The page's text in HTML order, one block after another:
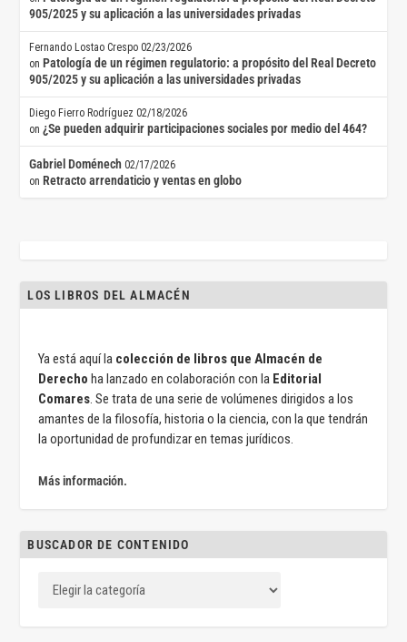
905/2025 y su aplicación a las universidades privadas
Fernando Lostao Crespo 02/23/2026
on Patología de un régimen regulatorio: a propósito del Real Decreto
905/2025 y su aplicación a las universidades privadas
Diego Fierro Rodríguez 02/18/2026
on¿Se pueden adquirir participaciones sociales por medio del 464?
Gabriel Doménech 02/17/2026
on Retracto arrendaticio y ventas en globo
LOS LIBROS DEL ALMACÉN
Ya está aquí la colección de libros que Almacén de
Derecho ha lanzado en colaboración con la Editorial
Comares. Se trata de una serie de volúmenes dirigidos a los
amantes de la filosofía, historia o la ciencia, con la que tendrán
la oportunidad de profundizar en temas jurídicos.
Más información.
BUSCADOR DE CONTENIDO